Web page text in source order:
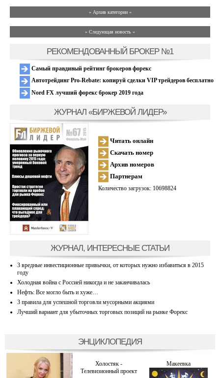
» Архив категории «
» Следующая новость »
РЕКОМЕНДОВАННЫЙ БРОКЕР №1
Самый правдивый рейтинг брокеров форекс
Автотрейдинг Pro-Rebate: копируй сделки VIP трейдеров бесплатно
Nord FX лучший форекс брокер 2019 года
ЖУРНАЛ «БИРЖЕВОЙ ЛИДЕР»
Читать онлайн
Скачать номер
Архив номеров
Партнерам
Количество загрузок: 10698824
ЖУРНАЛ, ИНТЕРЕСНЫЕ СТАТЬИ
3 вредные инвестиционные привычки, от которых нужно избавиться в 2015
году
Холодная война с Россией никогда и не заканчивалась
Нефть: Все могло быть и хуже…
3 правила для успешной торговли мусорными акциями
Лучший вариант для убыточных торговых позиций на рынке Форекс
ЭНЦИКЛОПЕДИЯ
Холостяк -
Телевизионный проект
Макеевка